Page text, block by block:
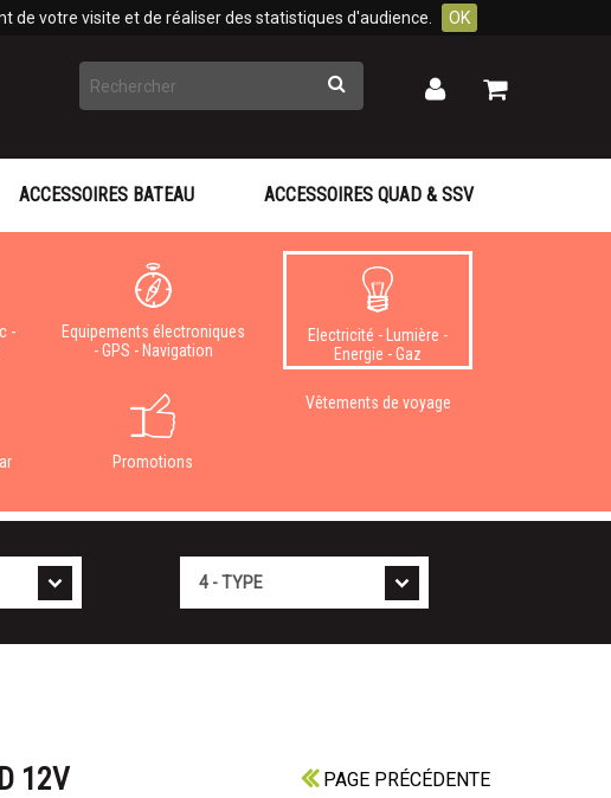
de votre visite et de réaliser des statistiques d'audience. OK
Rechercher Mon
Mon
-
Equipements électroniques
- GPS - Navigation
Electricité - Lumière -
Energie - Gaz
Promotions
Vêtements de voyage
ACCESSOIRES BATEAU ACCESSOIRES QUAD & SSV
PAGE PRÉCÉDENTE
12V